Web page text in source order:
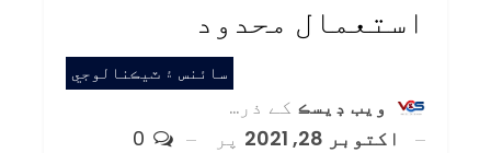
استعمال محدود
سائنس ۽ ٽيڪنالوجي
ويب ڊيسڪ کے ذریعہ
اکتوبر 28, 2021
پر